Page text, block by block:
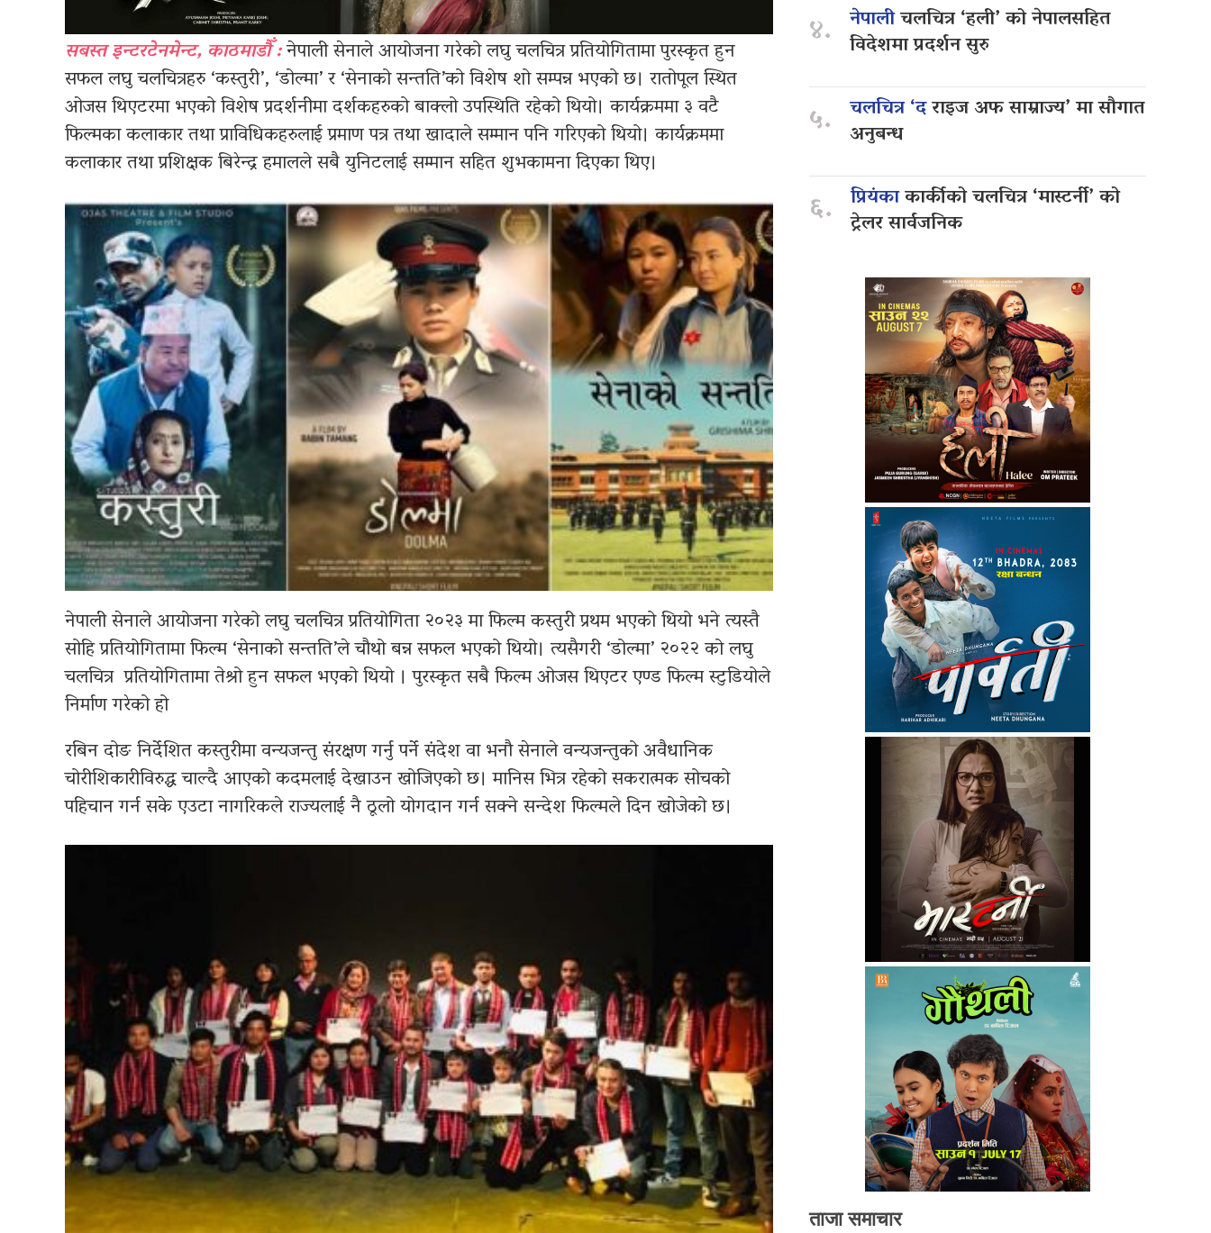
सबस्त इन्टरटेनमेन्ट, काठमाडौँ :नेपाली सेनाले आयोजना गरेको लघु चलचित्र प्रतियोगितामा पुरस्कृत हुन
सफल लघु चलचित्रहरु ‘कस्तुरी’, ‘डोल्मा’ र ‘सेनाको सन्तति’को विशेष शो सम्पन्न भएको छ। रातोपूल स्थित
ओजस थिएटरमा भएको विशेष प्रदर्शनीमा दर्शकहरुको बाक्लो उपस्थिति रहेको थियो। कार्यक्रममा ३ वटै
फिल्मका कलाकार तथा प्राविधिकहरुलाई प्रमाण पत्र तथा खादाले सम्मान पनि गरिएको थियो। कार्यक्रममा
कलाकार तथा प्रशिक्षक बिरेन्द्र हमालले सबै युनिटलाई सम्मान सहित शुभकामना दिएका थिए।
नेपाली सेनाले आयोजना गरेको लघु चलचित्र प्रतियोगिता २०२३ मा फिल्म कस्तुरी प्रथम भएको थियो भने त्यस्तै
सोहि प्रतियोगितामा फिल्म ‘सेनाको सन्तति’ले चौथो बन्न सफल भएको थियो। त्यसैगरी ‘डोल्मा’ २०२२ को लघु
चलचित्र प्रतियोगितामा तेश्रो हुन सफल भएको थियो । पुरस्कृत सबै फिल्म ओजस थिएटर एण्ड फिल्म स्टुडियोले
निर्माण गरेको हो
रबिन दोङ निर्देशित कस्तुरीमा वन्यजन्तु संरक्षण गर्नु पर्ने संदेश वा भनौ सेनाले वन्यजन्तुको अवैधानिक
चोरीशिकारीविरुद्ध चाल्दै आएको कदमलाई देखाउन खोजिएको छ। मानिस भित्र रहेको सकरात्मक सोचको
पहिचान गर्न सके एउटा नागरिकले राज्यलाई नै ठूलो योगदान गर्न सक्ने सन्देश फिल्मले दिन खोजेको छ।
४. नेपालीचलचित्र ‘हली’ को नेपालसहित
विदेशमा प्रदर्शन सुरु
५. चलचित्र ‘दराइज अफ साम्राज्य’ मा सौगात
अनुबन्ध
६. प्रियंकाकार्कीको चलचित्र ‘मास्टर्नी’ को
ट्रेलर सार्वजनिक
ताजा समाचार